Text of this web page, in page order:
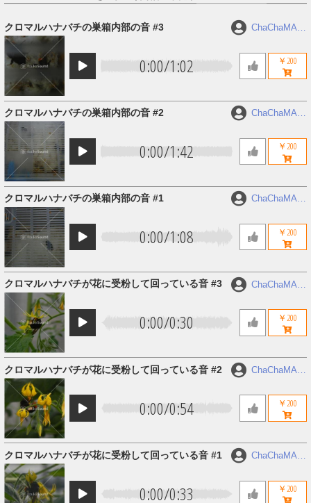
0:00/1:02
クロマルハナバチの巣箱内部の音 #3
ChaChaMAR
￥200
0:00/1:42
クロマルハナバチの巣箱内部の音 #2
ChaChaMAR
￥200
0:00/1:08
クロマルハナバチの巣箱内部の音 #1
ChaChaMAR
￥200
0:00/0:30
クロマルハナバチが花に受粉して回っている音 #3
ChaChaMAR
￥200
0:00/0:54
クロマルハナバチが花に受粉して回っている音 #2
ChaChaMAR
￥200
0:00/0:33
クロマルハナバチが花に受粉して回っている音 #1
ChaChaMAR
￥200